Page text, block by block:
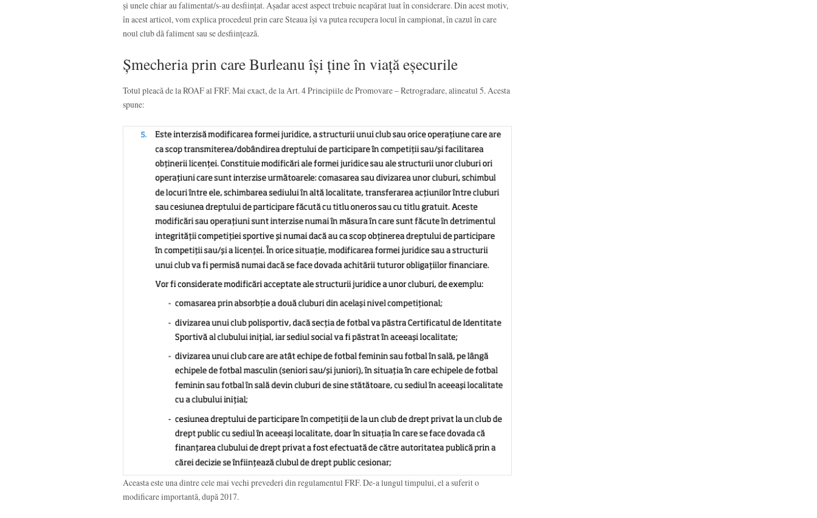
și unele chiar au falimentat/s-au desființat. Așadar acest aspect trebuie neapărat luat în considerare. Din acest motiv,
în acest articol, vom explica procedeul prin care Steaua își va putea recupera locul în campionat, în cazul în care
noul club dă faliment sau se desființează.
Șmecheria prin care Burleanu își ține în viață eșecurile
Totul pleacă de la ROAF al FRF. Mai exact, de la Art. 4 Principiile de Promovare – Retrogradare, alineatul 5. Acesta
spune:
Aceasta este una dintre cele mai vechi prevederi din regulamentul FRF. De-a lungul timpului, el a suferit o
modificare importantă, după 2017.